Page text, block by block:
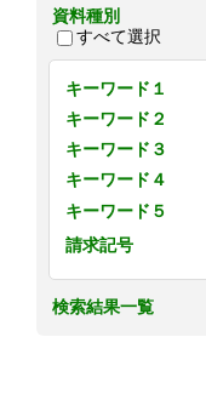
資料種別
すべて選択
キーワード１
キーワード２
キーワード３
キーワード４
キーワード５
請求記号
検索結果一覧